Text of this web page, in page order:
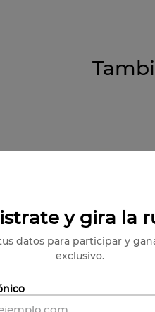
y gira la
datos para participar y
exclusivo.